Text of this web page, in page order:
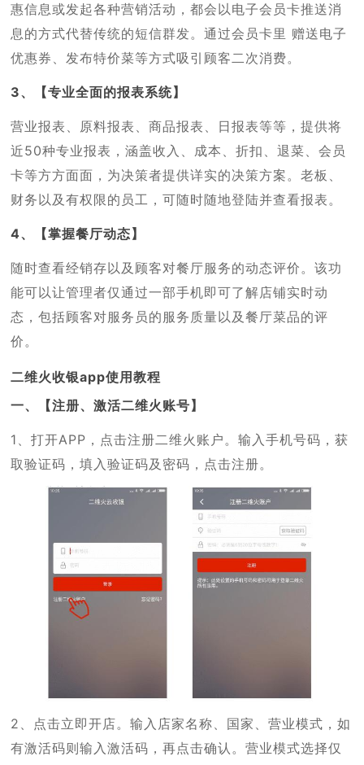
惠信息或发起各种营销活动，都会以电子会员卡推送消
息的方式代替传统的短信群发。通过会员卡里 赠送电子
优惠券、发布特价菜等方式吸引顾客二次消费。
3、【专业全面的报表系统】
营业报表、原料报表、商品报表、日报表等等，提供将
近50种专业报表，涵盖收入、成本、折扣、退菜、会员
卡等方方面面，为决策者提供详实的决策方案。老板、
财务以及有权限的员工，可随时随地登陆并查看报表。
4、【掌握餐厅动态】
随时查看经销存以及顾客对餐厅服务的动态评价。该功
能可以让管理者仅通过一部手机即可了解店铺实时动
态，包括顾客对服务员的服务质量以及餐厅菜品的评
价。
二维火收银app使用教程
一、【注册、激活二维火账号】
1、打开APP，点击注册二维火账户。输入手机号码，获
取验证码，填入验证码及密码，点击注册。
2、点击立即开店。输入店家名称、国家、营业模式，如
有激活码则输入激活码，再点击确认。营业模式选择仅